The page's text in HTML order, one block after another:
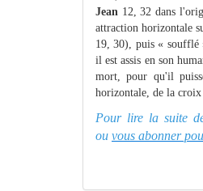
Jean 12, 32 dans
attraction horizontale
19, 30), puis « soufflé
il est assis en son
mort, pour qu'il
horizontale, de la
Pour lire la suite
ou vous abonner